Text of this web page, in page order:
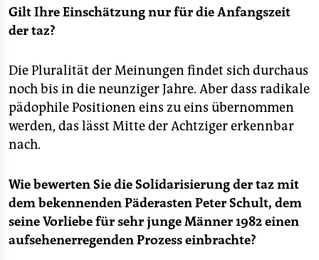
Gilt Ihre Einschätzung nur für die Anfangszeit
der taz?
Die Pluralität der Meinungen findet sich durchaus
noch bis in die neunziger Jahre. Aber dass radikale
pädophile Positionen eins zu eins übernommen
werden, das lässt Mitte der Achtziger erkennbar
nach.
Wie bewerten Sie die Solidarisierung der taz mit
dem bekennenden Päderasten Peter Schult, dem
seine Vorliebe für sehr junge Männer 1982 einen
aufsehenerregenden Prozess einbrachte?